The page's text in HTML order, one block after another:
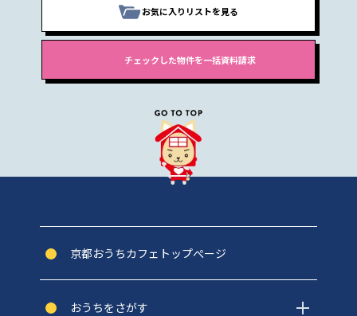
お気に入りリストを見る
京都おうちカフェトップぺージ
おうちをさがす